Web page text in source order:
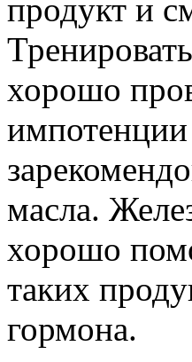
продукт и
хорошо
масла.
хорошо
таких
гормона.